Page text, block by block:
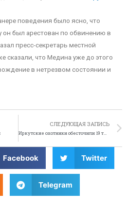
поведения было ясно, что
был арестован по обвинению в
пресс-секретарь местной
сказали, что Медина уже до этого
в нетрезвом состоянии и
СЛЕДУЮЩАЯ ЗАПИСЬ
Иркутские охотники обесточили 19 тыс. жителей
Facebook Twitter
Telegram